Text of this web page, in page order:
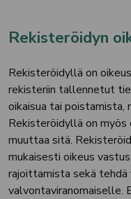
Rekisteröidyn
Rekisteröidyllä on
rekisteriin tallennetut
oikaisua tai
Rekisteröidyllä on
muuttaa sitä.
mukaisesti oikeus
rajoittamista sekä
valvontaviranomaiselle.